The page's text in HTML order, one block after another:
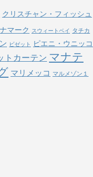
クリスチャン・フィッシュ
マーク スウィートベイ タチカ
ビゼット ピエニ・ウニッコ
トカーテン マナテ
マリメッコ マルメゾン１